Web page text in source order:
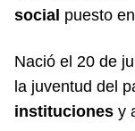
social puesto
Nació el 20 de
la juventud del
instituciones y